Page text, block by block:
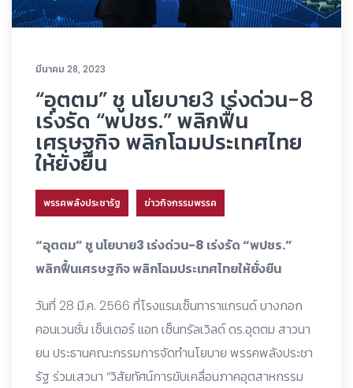
มีนาคม 28, 2023
“อุตตม” ชู นโยบาย3 เร่งด่วน-8
เร่งรัด “พปชร.” พลิกฟื้น
เศรษฐกิจ พลิกโฉมประเทศไทย
ให้ยั่งยืน
พรรคพลังประชารัฐ ข่าวกิจกรรมพรรค
“อุตตม” ชู นโยบาย3 เร่งด่วน-8 เร่งรัด “พปชร.”
พลิกฟื้นเศรษฐกิจ พลิกโฉมประเทศไทยให้ยั่งยืน
วันที่ 28 มี.ค. 2566 ที่โรงแรมเซ็นทาราแกรนด์ บางกอก
คอนเวนชั่น เซ็นเตอร์ แอท เซ็นทรัลเวิลด์ ดร.อุตตม สาวนา
ยน ประธานคณะกรรมการจัดทำนโยบาย พรรคพลังประชา
รัฐ ร่วมเสวนา “วิสัยทัศน์การขับเคลื่อนภาคอุตสาหกรรม